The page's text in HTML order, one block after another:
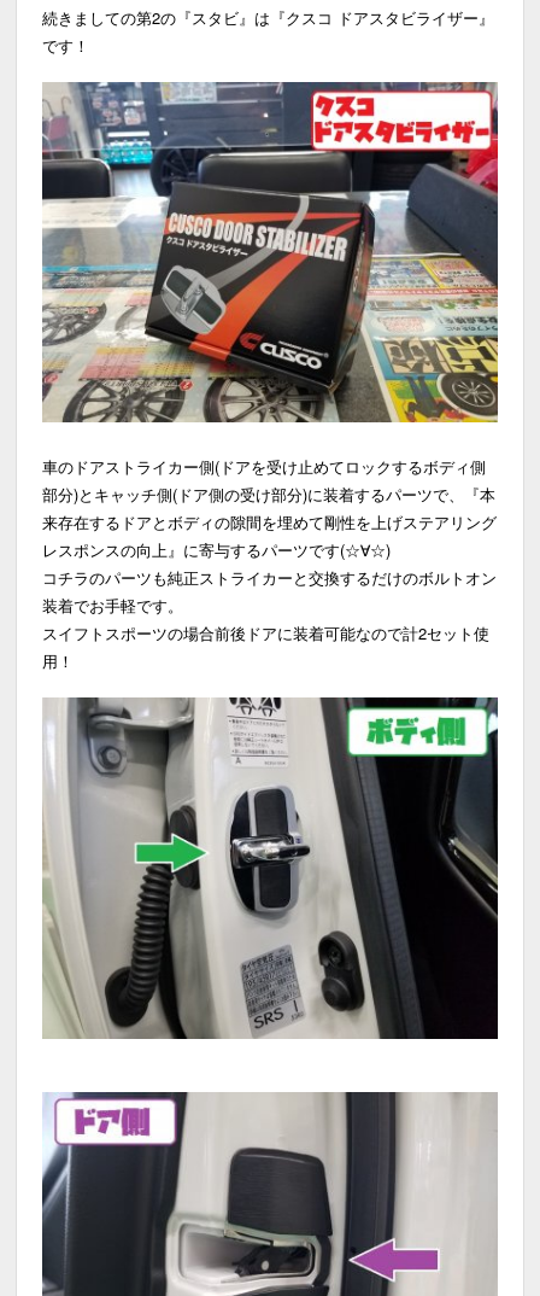
続きましての第2の『スタビ』は『クスコ ドアスタビライザー』
です！
車のドアストライカー側(ドアを受け止めてロックするボディ側
部分)とキャッチ側(ドア側の受け部分)に装着するパーツで、『本
来存在するドアとボディの隙間を埋めて剛性を上げステアリング
レスポンスの向上』に寄与するパーツです(☆∀☆)
コチラのパーツも純正ストライカーと交換するだけのボルトオン
装着でお手軽です。
スイフトスポーツの場合前後ドアに装着可能なので計2セット使
用！